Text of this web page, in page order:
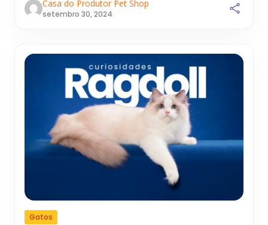
Casa do Produtor Pet Shop
setembro 30, 2024
Gatos